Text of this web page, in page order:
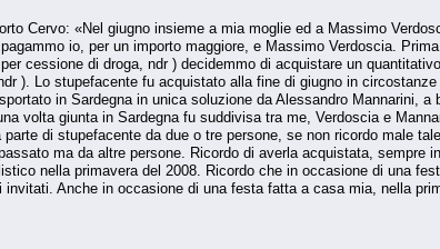
Cervo: «Nel giugno insieme a mia moglie ed a Massimo
io, per un importo maggiore, e Mas­simo Verdoscia.
cessione di droga, ndr ) decidemmo di ac­quistare un
). Lo stupefacente fu acquistato alla fine di giugno in
in Sardegna in unica soluzione da Ales­sandro Mannarini,
volta giunta in Sardegna fu suddivisa tra me, Verdoscia e
di stupefacente da due o tre persone, se non ricordo male
ma da altre persone. Ricordo di averla acqui­stata, sempre
nella primavera del 2008. Ricordo che in occasione di una
Anche in occasione di una festa fatta a casa mia, nella